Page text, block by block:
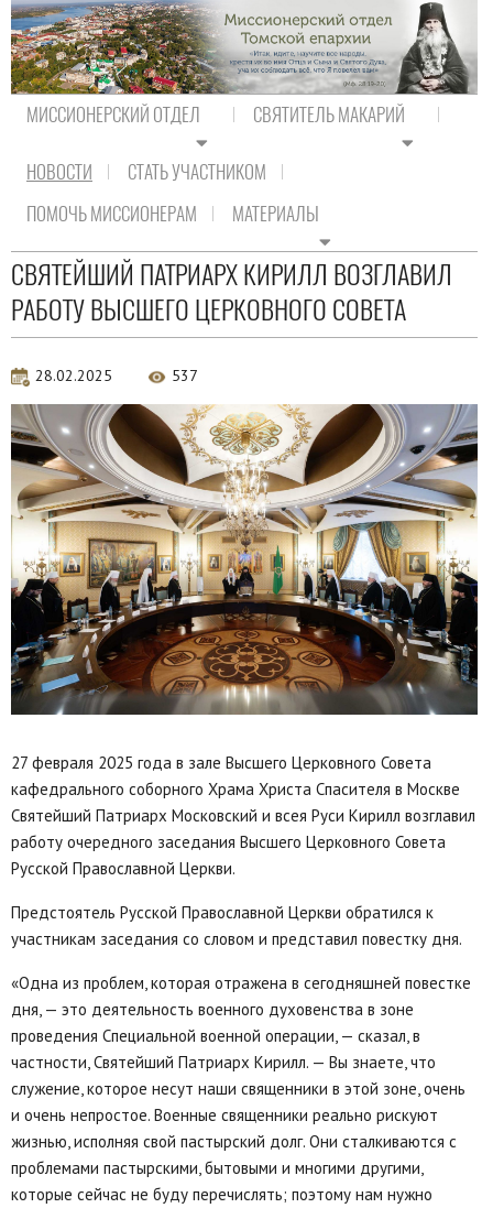
МИССИОНЕРСКИЙ ОТДЕЛ СВЯТИТЕЛЬ МАКАРИЙ
НОВОСТИ
СТАТЬ УЧАСТНИКОМ
ПОМОЧЬ МИССИОНЕРАМ
МАТЕРИАЛЫ
Новости Православия
СВЯТЕЙШИЙ ПАТРИАРХ КИРИЛЛ ВОЗГЛАВИЛ
РАБОТУ ВЫСШЕГО ЦЕРКОВНОГО СОВЕТА
28.02.2025 537
27 февраля 2025 года в зале Высшего Церковного Совета
кафедрального соборного Храма Христа Спасителя в Москве
Святейший Патриарх Московский и всея Руси Кирилл возглавил
работу очередного заседания Высшего Церковного Совета
Русской Православной Церкви.
Предстоятель Русской Православной Церкви обратился к
участникам заседания со словом и представил повестку дня.
«Одна из проблем, которая отражена в сегодняшней повестке
дня, — это деятельность военного духовенства в зоне
проведения Специальной военной операции, — сказал, в
частности, Святейший Патриарх Кирилл. — Вы знаете, что
служение, которое несут наши священники в этой зоне, очень
и очень непростое. Военные священники реально рискуют
жизнью, исполняя свой пастырский долг. Они сталкиваются с
проблемами пастырскими, бытовыми и многими другими,
которые сейчас не буду перечислять; поэтому нам нужно